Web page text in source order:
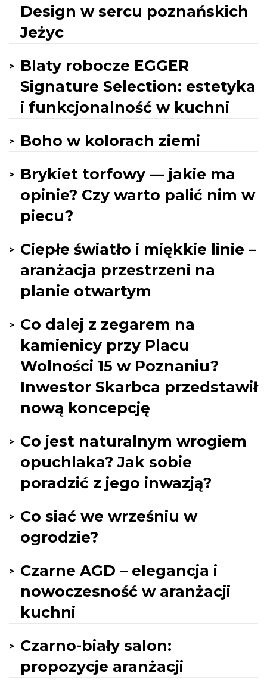
Design w sercu poznańskich
Jeżyc
Blaty robocze EGGER
Signature Selection: estetyka
i funkcjonalność w kuchni
Boho w kolorach ziemi
Brykiet torfowy — jakie ma
opinie? Czy warto palić nim w
piecu?
Ciepłe światło i miękkie linie –
aranżacja przestrzeni na
planie otwartym
Co dalej z zegarem na
kamienicy przy Placu
Wolności 15 w Poznaniu?
Inwestor Skarbca przedstawił
nową koncepcję
Co jest naturalnym wrogiem
opuchlaka? Jak sobie
poradzić z jego inwazją?
Co siać we wrześniu w
ogrodzie?
Czarne AGD – elegancja i
nowoczesność w aranżacji
kuchni
Czarno-biały salon:
propozycje aranżacji